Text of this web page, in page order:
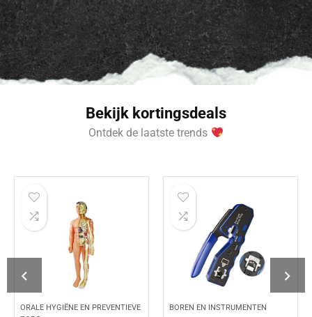
Bekijk kortingsdeals
Ontdek de laatste trends
ORALE HYGIËNE EN PREVENTIEVE
BOREN EN INSTRUMENTEN